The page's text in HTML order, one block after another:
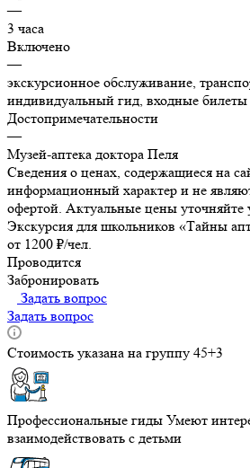
—
3 часа
Включено
—
экскурсионное обслуживание,
индивидуальный гид, входные билеты
Достопримечательности
—
Музей-аптека доктора Пеля
Сведения о ценах, содержащиеся на
информационный характер и не
офертой. Актуальные цены уточняйте
Экскурсия для школьников «Тайны
от 1200 ₽/чел.
Проводится
Забронировать
Задать вопрос
Задать вопрос
Стоимость указана на группу 45+3
Профессиональные гиды Умеют
взаимодействовать с детьми